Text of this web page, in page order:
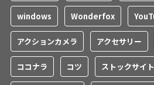
windows Wonderfox
アクションカメラ アクセサリー
ココナラ コツ ストックサイト